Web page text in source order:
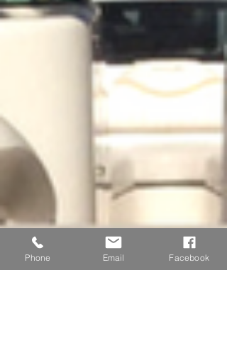
Phone Email Facebook